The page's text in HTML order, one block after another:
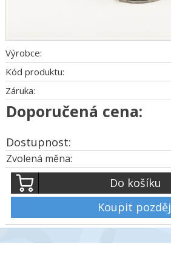
Výrobce:
Kód produktu:
Záruka:
Doporučená cena:
Dostupnost:
Zvolená měna:
Do košíku
Koupit